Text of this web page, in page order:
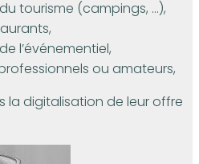
tourisme (campings, …),
l’événementiel,
ou amateurs,
digitalisation de leur offre